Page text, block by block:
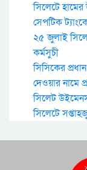
সিলেটে
সেপটিক
২৫ জুলাই
কর্মসুচী
সিসিকের
দেওয়ার নামে
সিলেট উইমেনস
সিলেটে